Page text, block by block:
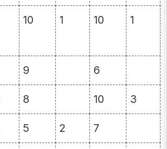
10 1 10 1
9 6
8 10 3
5 2 7